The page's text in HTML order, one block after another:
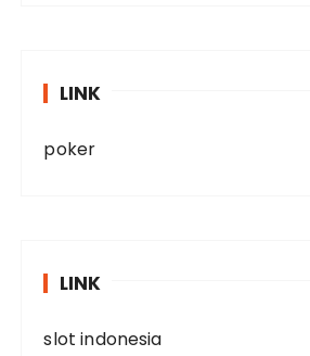
LINK
poker
LINK
slot indonesia